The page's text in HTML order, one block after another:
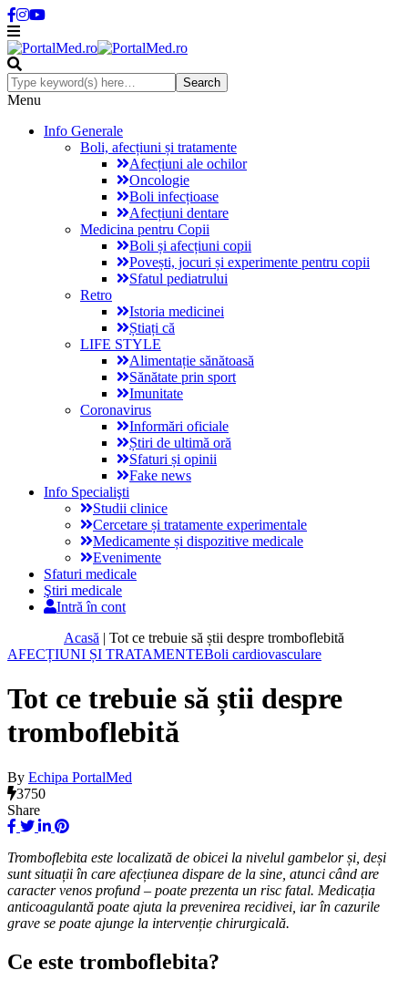
Menu
Info Generale
Boli, afecțiuni și tratamente
Afecțiuni ale ochilor
Oncologie
Boli infecțioase
Afecțiuni dentare
Medicina pentru Copii
Boli și afecțiuni copii
Povești, jocuri și experimente pentru copii
Sfatul pediatrului
Retro
Istoria medicinei
Știați că
LIFE STYLE
Alimentație sănătoasă
Sănătate prin sport
Imunitate
Coronavirus
Informări oficiale
Știri de ultimă oră
Sfaturi și opinii
Fake news
Info Specialişti
Studii clinice
Cercetare și tratamente experimentale
Medicamente și dispozitive medicale
Evenimente
Sfaturi medicale
Ştiri medicale
Intră în cont
Acasă | Tot ce trebuie să știi despre tromboflebită
AFECȚIUNI ȘI TRATAMENTEBoli cardiovasculare
Tot ce trebuie să știi despre
tromboflebită
By Echipa PortalMed
3750
Share
Tromboflebita este localizată de obicei la nivelul gambelor și, deși
sunt situații în care afecțiunea dispare de la sine, atunci când are
caracter venos profund – poate prezenta un risc fatal. Medicația
anticoagulantă poate ajuta la prevenirea recidivei, iar în cazurile
grave se poate ajunge la intervenție chirurgicală.
Ce este tromboflebita?